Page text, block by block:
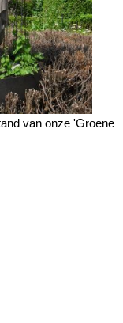
van onze 'Groene